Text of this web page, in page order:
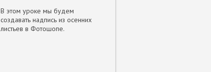
В этом уроке мы будем
создавать надпись из осенних
листьев в Фотошопе.